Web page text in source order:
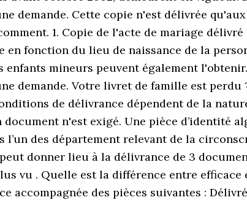
demande. Cette copie n'est délivrée
1. Copie de l'acte de mariage
fonction du lieu de naissance de la
mineurs peuvent également
demande. Votre livret de famille est
de délivrance dépendent de la
n'est exigé. Une pièce d’identité
l’un des département relevant de la
donner lieu à la délivrance de 3
vu . Quelle est la différence entre
accompagnée des pièces suivantes :